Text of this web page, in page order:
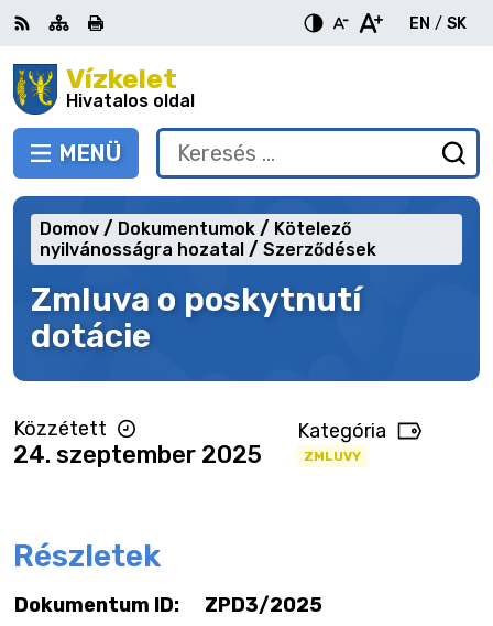
Ugrás
a
tartalomraVízkelet
Hivatalos oldal
VÁLTÁS
MENÜ
RSS Oldaltérkép
Nyomtatás
EN
English
/ SK
Keresés:
be
a
Zmluva o poskytnutí
dotácie
Domov Dokumentumok
Kötelező
nyilvánosságra hozatal
Szerződések
Közzétett
24. szeptember 2025
Kategória
ZMLUVY
Részletek
Dokumentum ID:
ZPD3/2025